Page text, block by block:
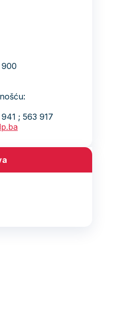
; 563 917